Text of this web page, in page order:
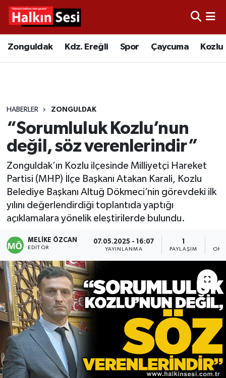
Zonguldak Kdz. Ereğli Spor Çaycuma Kozlu
HABERLER ZONGULDAK
“Sorumluluk Kozlu’nun
değil, söz verenlerindir”
Zonguldak’ın Kozlu ilçesinde Milliyetçi Hareket
Partisi (MHP) İlçe Başkanı Atakan Karali, Kozlu
Belediye Başkanı Altuğ Dökmeci’nin görevdeki ilk
yılını değerlendirdiği toplantıda yaptığı
açıklamalara yönelik eleştirilerde bulundu.
MELIKE ÖZCAN
EDITÖR
07.05.2025 - 16:07
YAYINLANMA
1
PAYLAŞIM
Video
Çaycuma
Alaplı
Asayiş
Bartın
Karabük
Devrek
Bolu
ÇEVRE
BİLİM VE TEKNOLOJİ
DUNYA
Düzce
Merkez Hava Durumu
Tüm Manşetler
Son Dakika Haberleri
Haber Arşivi